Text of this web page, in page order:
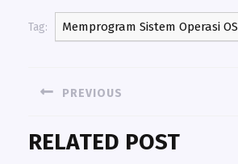
Tag: Memprogram Sistem Operasi OS
PREVIOUS
post:
RELATED POST